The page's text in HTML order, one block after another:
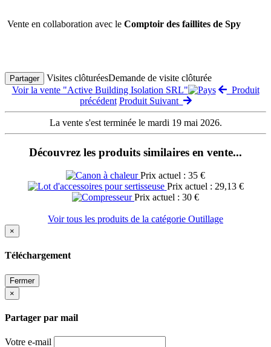
Vente en collaboration avec le Comptoir des faillites de Spy
Partager Visites clôturéesDemande de visite clôturée
Voir la vente "Active Building Isolation SRL"
Produit
précédent Produit Suivant
La vente s'est terminée le mardi 19 mai 2026.
Découvrez les produits similaires en vente...
Prix actuel : 35 €
Prix actuel : 29,13 €
Prix actuel : 30 €
Voir tous les produits de la catégorie Outillage
×
Téléchargement
Fermer
×
Partager par mail
Votre e-mail